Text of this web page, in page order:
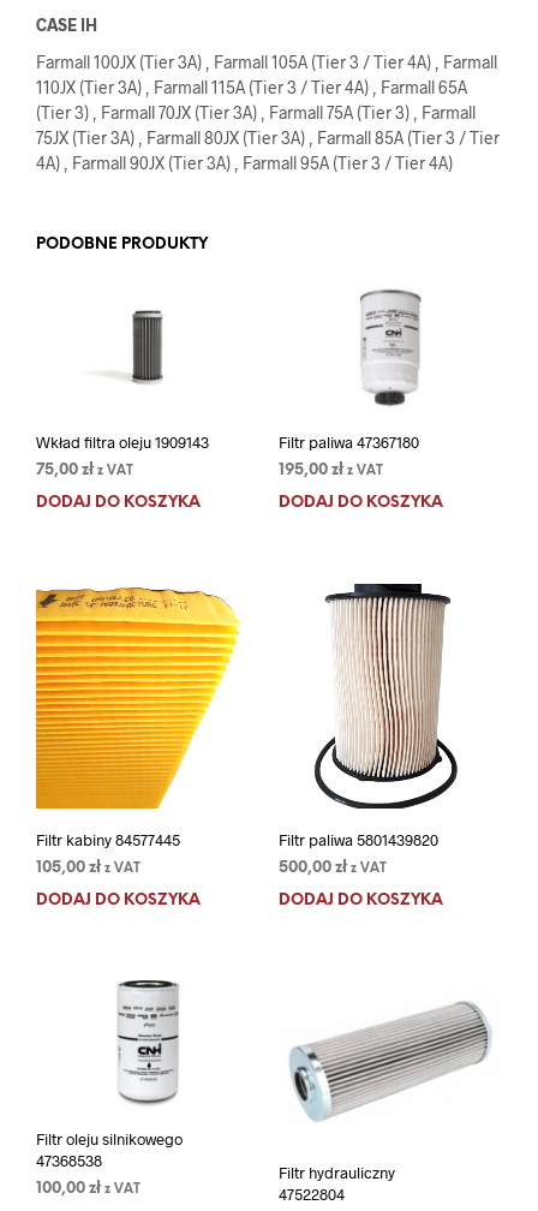
CASE IH
Farmall 100JX (Tier 3A) , Farmall 105A (Tier 3 / Tier 4A) , Farmall
110JX (Tier 3A) , Farmall 115A (Tier 3 / Tier 4A) , Farmall 65A
(Tier 3) , Farmall 70JX (Tier 3A) , Farmall 75A (Tier 3) , Farmall
75JX (Tier 3A) , Farmall 80JX (Tier 3A) , Farmall 85A (Tier 3 / Tier
4A) , Farmall 90JX (Tier 3A) , Farmall 95A (Tier 3 / Tier 4A)
PODOBNE PRODUKTY
Wkład filtra oleju 1909143
75,00 zł z VAT
DODAJ DO KOSZYKA
Filtr paliwa 47367180
195,00 zł z VAT
DODAJ DO KOSZYKA
Filtr kabiny 84577445
105,00 zł z VAT
DODAJ DO KOSZYKA
Filtr paliwa 5801439820
500,00 zł z VAT
DODAJ DO KOSZYKA
Filtr oleju silnikowego
47368538
100,00 zł z VAT
Filtr hydrauliczny
47522804